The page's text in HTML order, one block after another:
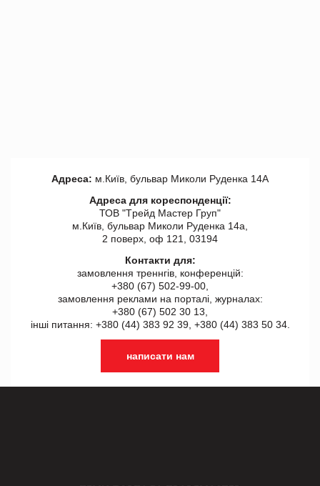
Адреса: м.Київ, бульвар Миколи Руденка 14А
Адреса для кореспонденції:
ТОВ "Tрейд Мастер Груп"
м.Київ, бульвар Миколи Руденка 14а,
2 поверх, оф 121, 03194
Контакти для:
замовлення треннгів, конференцій:
+380 (67) 502-99-00,
замовлення реклами на порталі, журналах:
+380 (67) 502 30 13,
інші питання: +380 (44) 383 92 39, +380 (44) 383 50 34.
написати нам